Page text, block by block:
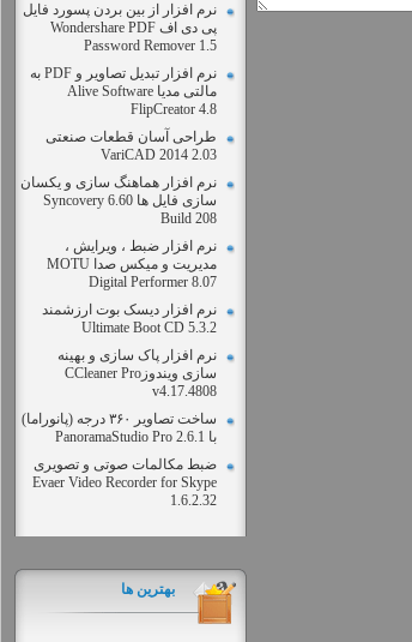
نرم افزار از بین بردن پسورد فایل
پی دی اف Wondershare PDF
Password Remover 1.5
نرم افزار تبدیل تصاویر و PDF به
مالتی مدیا Alive Software
FlipCreator 4.8
طراحی آسان قطعات صنعتی
VariCAD 2014 2.03
نرم افزار هماهنگ سازی و یکسان
سازی فایل ها Syncovery 6.60
Build 208
نرم افزار ضبط ، ویرایش ،
مدیریت و میکس صدا MOTU
Digital Performer 8.07
نرم افزار دیسک بوت ارزشمند
Ultimate Boot CD 5.3.2
نرم افزار پاک سازی و بهینه
سازی ویندوزCCleaner Pro
v4.17.4808
ساخت تصاویر ۳۶۰ درجه (پانوراما)
با PanoramaStudio Pro 2.6.1
ضبط مکالمات صوتی و تصویری
Evaer Video Recorder for Skype
1.6.2.32
بهترين ها